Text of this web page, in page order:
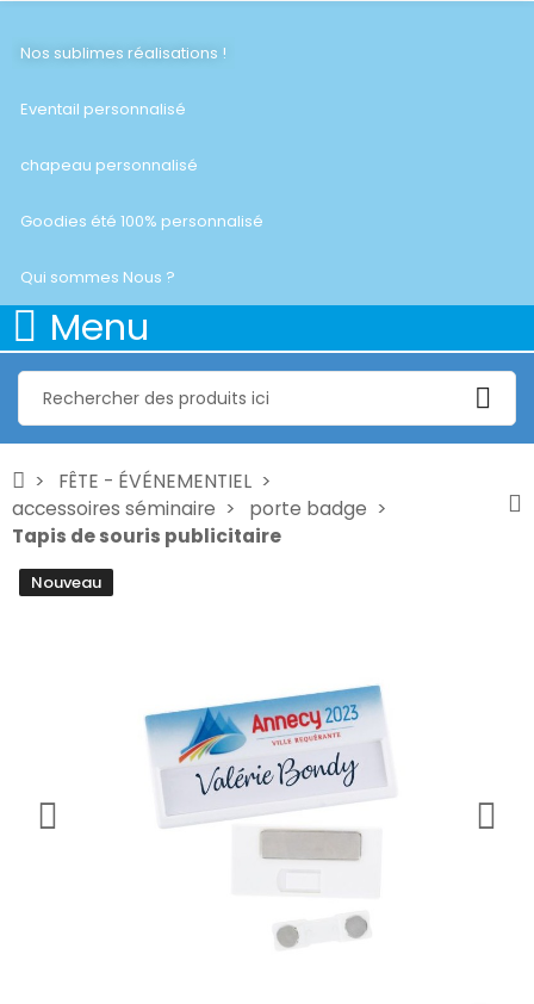
Nos sublimes réalisations !
Eventail personnalisé
chapeau personnalisé
Goodies été 100% personnalisé
Qui sommes Nous ?
Menu
FÊTE - ÉVÉNEMENTIEL
accessoires séminaire
porte badge
Tapis de souris publicitaire
Nouveau